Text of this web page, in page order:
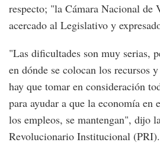
respecto; "la Cámara Nacional de
acercado al Legislativo y
"Las dificultades son muy serias,
en dónde se colocan los recursos
hay que tomar en consideración
para ayudar a que la economía en
los empleos, se mantengan", dijo
Revolucionario Institucional (PRI).